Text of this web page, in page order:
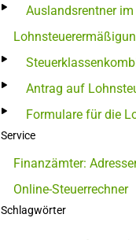
Auslandsrentner
Antrag auf
Formulare für die
Service
Finanzämter:
Online-Steuerrechner
Schlagwörter